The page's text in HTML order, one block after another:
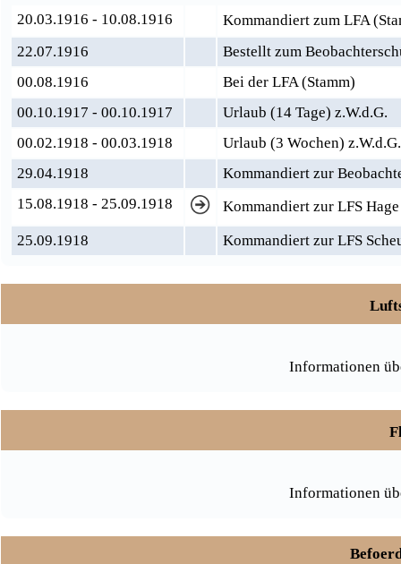
20.03.1916 - 10.08.1916
Kommandiert zum LFA
22.07.1916
Bestellt zum
00.08.1916
Bei der LFA (Stamm)
00.10.1917 - 00.10.1917
Urlaub (14 Tage) z.W.d.G.
00.02.1918 - 00.03.1918
Urlaub (3 Wochen) z.W.d.G.
29.04.1918
Kommandiert zur
15.08.1918 - 25.09.1918
Kommandiert zur LFS
25.09.1918
Kommandiert zur LFS
Informationen
Informationen